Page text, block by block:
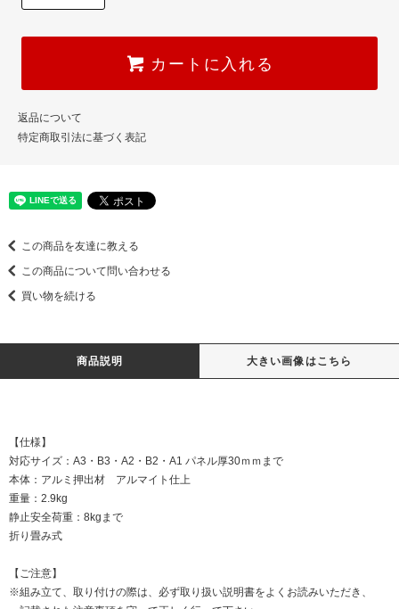
カートに入れる
返品について
特定商取引法に基づく表記
この商品を友達に教える
この商品について問い合わせる
買い物を続ける
商品説明 大きい画像はこちら
【仕様】
対応サイズ：A3・B3・A2・B2・A1 パネル厚30ｍｍまで
本体：アルミ押出材 アルマイト仕上
重量：2.9kg
静止安全荷重：8kgまで
折り畳み式
【ご注意】
※組み立て、取り付けの際は、必ず取り扱い説明書をよくお読みいただき、